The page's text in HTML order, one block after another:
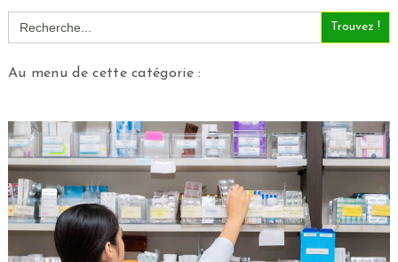
for:
Au menu de cette catégorie :